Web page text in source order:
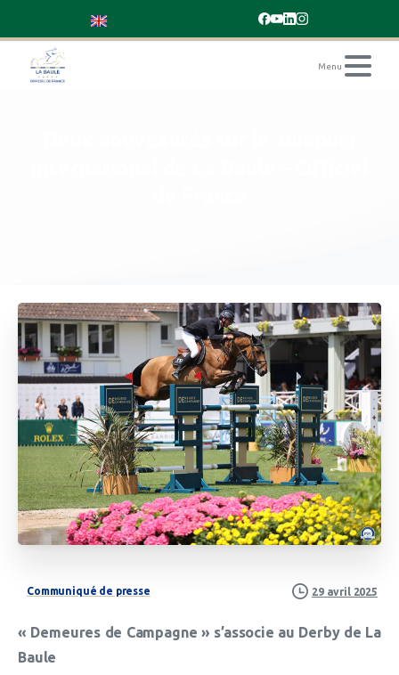
Communiqué de presse 29 avril 2025
« Demeures de Campagne » s’associe au Derby de La
Baule